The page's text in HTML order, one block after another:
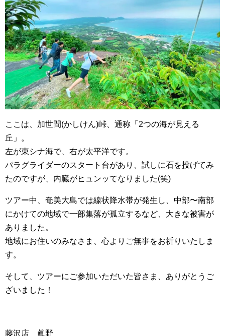
ここは、加世間(かしけん)峠、通称「2つの海が見える
丘」。
左が東シナ海で、右が太平洋です。
パラグライダーのスタート台があり、試しに石を投げてみ
たのですが、内臓がヒュンッてなりました(笑)
ツアー中、奄美大島では線状降水帯が発生し、中部〜南部
にかけての地域で一部集落が孤立するなど、大きな被害が
ありました。
地域にお住いのみなさま、心よりご無事をお祈りいたしま
す。
そして、ツアーにご参加いただいた皆さま、ありがとうご
ざいました！
藤沢店 眞野